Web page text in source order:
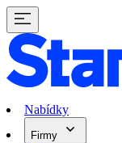
Nabídky
Firmy